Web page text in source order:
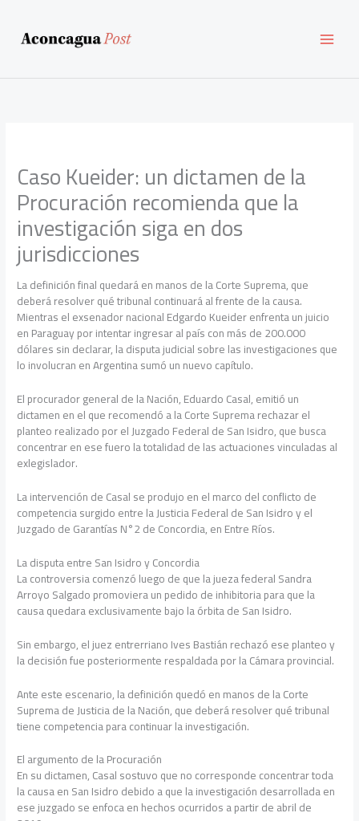
contenido
Caso Kueider: un dictamen de la
Procuración recomienda que la
investigación siga en dos
jurisdicciones
La definición final quedará en manos de la Corte Suprema, que
deberá resolver qué tribunal continuará al frente de la causa.
Mientras el exsenador nacional Edgardo Kueider enfrenta un juicio
en Paraguay por intentar ingresar al país con más de 200.000
dólares sin declarar, la disputa judicial sobre las investigaciones que
lo involucran en Argentina sumó un nuevo capítulo.
El procurador general de la Nación, Eduardo Casal, emitió un
dictamen en el que recomendó a la Corte Suprema rechazar el
planteo realizado por el Juzgado Federal de San Isidro, que busca
concentrar en ese fuero la totalidad de las actuaciones vinculadas al
exlegislador.
La intervención de Casal se produjo en el marco del conflicto de
competencia surgido entre la Justicia Federal de San Isidro y el
Juzgado de Garantías N°2 de Concordia, en Entre Ríos.
La disputa entre San Isidro y Concordia
La controversia comenzó luego de que la jueza federal Sandra
Arroyo Salgado promoviera un pedido de inhibitoria para que la
causa quedara exclusivamente bajo la órbita de San Isidro.
Sin embargo, el juez entrerriano Ives Bastián rechazó ese planteo y
la decisión fue posteriormente respaldada por la Cámara provincial.
Ante este escenario, la definición quedó en manos de la Corte
Suprema de Justicia de la Nación, que deberá resolver qué tribunal
tiene competencia para continuar la investigación.
El argumento de la Procuración
En su dictamen, Casal sostuvo que no corresponde concentrar toda
la causa en San Isidro debido a que la investigación desarrollada en
ese juzgado se enfoca en hechos ocurridos a partir de abril de